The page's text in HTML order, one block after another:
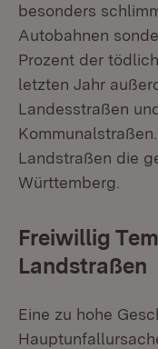
besonders
Autobahnen
Prozent der
letzten Jahr
Landesstraßen
Landstraßen die
Württemberg.
Freiwillig
Landstraßen
Eine zu hohe